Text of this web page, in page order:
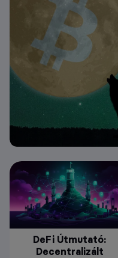
DeFi Útmutató:
Decentralizált